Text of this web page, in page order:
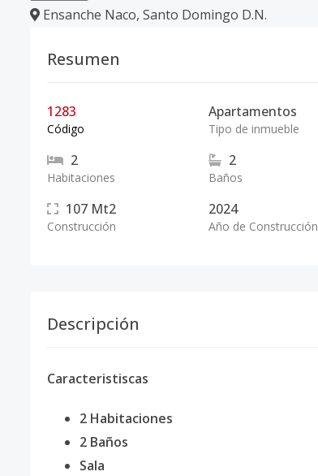
Ensanche Naco, Santo Domingo D.N.
Resumen
1283
Código
Apartamentos
Tipo de inmueble
2
Habitaciones
2
Baños
107 Mt2
Construcción
2024
Año de Construcción
Descripción
Caracteristiscas
2 Habitaciones
2 Baños
Sala